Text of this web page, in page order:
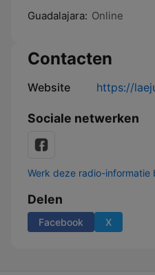
Guadalajara: Online
Contacten
Website https://
Sociale netwerken
Werk deze radio-informatie
Delen
Facebook X